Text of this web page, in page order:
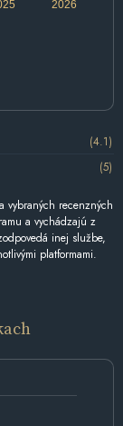
2026
(4.1)
(5)
vybraných recenzných
a vychádzajú z
inej službe,
platformami.